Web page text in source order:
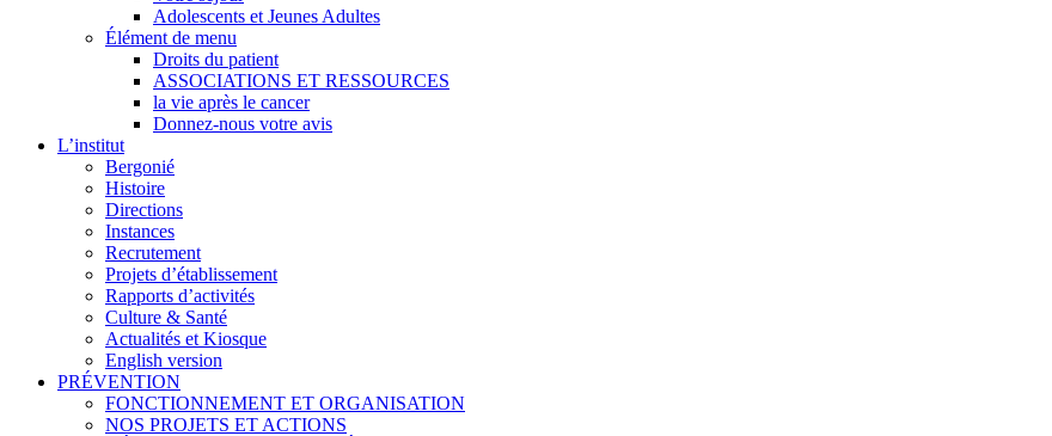
Adolescents et Jeunes Adultes
Élément de menu
Droits du patient
ASSOCIATIONS ET RESSOURCES
la vie après le cancer
Donnez-nous votre avis
L’institut
Bergonié
Histoire
Directions
Instances
Recrutement
Projets d’établissement
Rapports d’activités
Culture & Santé
Actualités et Kiosque
English version
PRÉVENTION
FONCTIONNEMENT ET ORGANISATION
NOS PROJETS ET ACTIONS